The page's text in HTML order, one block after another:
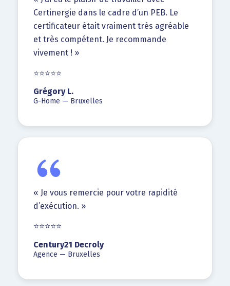
Certinergie dans le cadre d’un PEB. Le
certificateur était vraiment très agréable
et très compétent. Je recommande
vivement ! »
⭐⭐⭐⭐⭐
Grégory L.
G-Home — Bruxelles
« Je vous remercie pour votre rapidité
d’exécution. »
⭐⭐⭐⭐⭐
Century21 Decroly
Agence — Bruxelles